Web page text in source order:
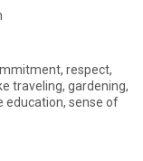
respect,
education, sense of